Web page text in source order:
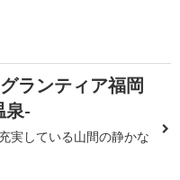
ランティア福岡
泉-
実している山間の静かな